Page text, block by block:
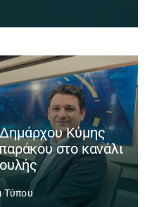
Κύμης
στο κανάλι
Τύπου